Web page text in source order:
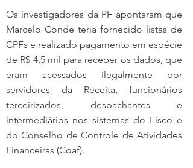
Os investigadores da PF apontaram que
Marcelo Conde teria fornecido listas de
CPFs e realizado pagamento em espécie
de R$ 4,5 mil para receber os dados, que
eram acessados ilegalmente por
servidores da Receita, funcionários
terceirizados, despachantes e
intermediários nos sistemas do Fisco e
do Conselho de Controle de Atividades
Financeiras (Coaf).